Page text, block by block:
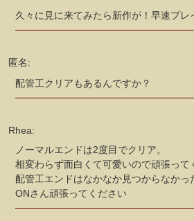
久々に見に来てみたら新作が！早速プ
匿名:
配管工クリアもあるんですか？
Rhea:
ノーマルエンドは2度目でクリア。
相変わらず面白くて可愛いので頑張って
配管工エンドはなかなか見つからなかっ
ONさん頑張ってください